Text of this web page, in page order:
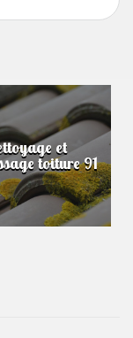
et
toiture 91